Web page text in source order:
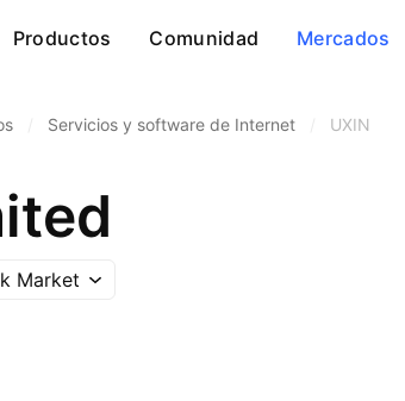
Productos Comunidad Mercados
Servicios y software de Internet UXIN
Market